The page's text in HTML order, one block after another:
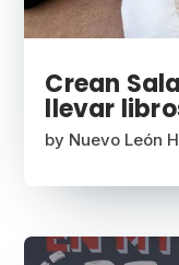
Crean
llevar
by Nuevo León